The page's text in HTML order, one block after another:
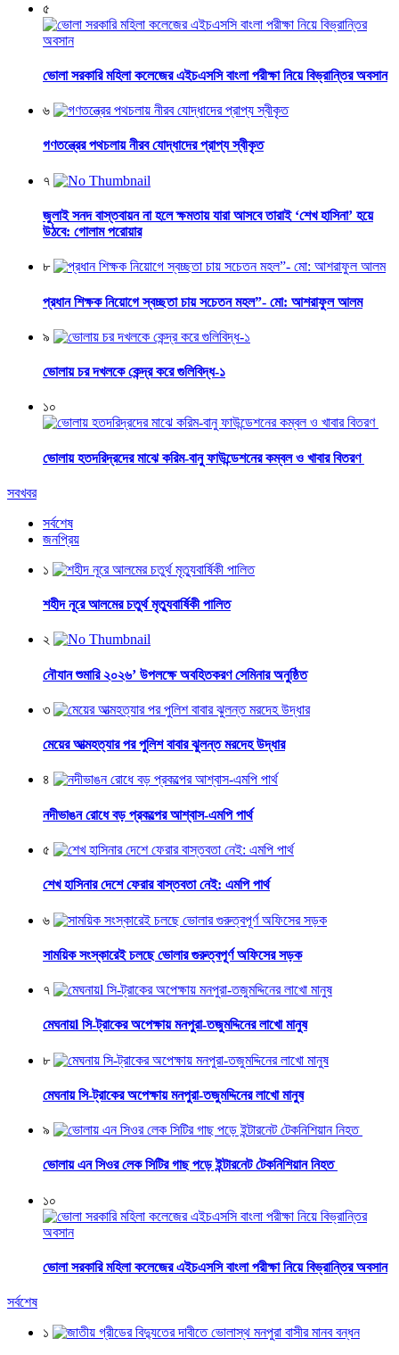
৫
ভোলা সরকারি মহিলা কলেজের এইচএসসি বাংলা পরীক্ষা নিয়ে বিভ্রান্তির অবসান
৬
গণতন্ত্রের পথচলায় নীরব যোদ্ধাদের প্রাপ্য স্বীকৃত
৭
জুলাই সনদ বাস্তবায়ন না হলে ক্ষমতায় যারা আসবে তারাই ‘শেখ হাসিনা’ হয়ে
উঠবে: গোলাম পরোয়ার
৮
প্রধান শিক্ষক নিয়োগে স্বচ্ছতা চায় সচেতন মহল”- মো: আশরাফুল আলম
৯
ভোলায় চর দখলকে কেন্দ্র করে গুলিবিদ্ধ-১
১০
ভোলায় হতদরিদ্রদের মাঝে করিম-বানু ফাউন্ডেশনের কম্বল ও খাবার বিতরণ
সবখবর
সর্বশেষ
জনপ্রিয়
১
শহীদ নূরে আলমের চতুর্থ মৃত্যুবার্ষিকী পালিত
২
নৌযান শুমারি ২০২৬’ উপলক্ষে অবহিতকরণ সেমিনার অনুষ্ঠিত
৩
মেয়ের আত্মহত্যার পর পুলিশ বাবার ঝুলন্ত মরদেহ উদ্ধার
৪
নদীভাঙন রোধে বড় প্রকল্পের আশ্বাস-এমপি পার্থ
৫
শেখ হাসিনার দেশে ফেরার বাস্তবতা নেই: এমপি পার্থ
৬
সাময়িক সংস্কারেই চলছে ভোলার গুরুত্বপূর্ণ অফিসের সড়ক
৭
মেঘনায়l সি-ট্রাকের অপেক্ষায় মনপুরা-তজুমদ্দিনের লাখো মানুষ
৮
মেঘনায় সি-ট্রাকের অপেক্ষায় মনপুরা-তজুমদ্দিনের লাখো মানুষ
৯
ভোলায় এন সিওর লেক সিটির গাছ পড়ে ইন্টারনেট টেকনিশিয়ান নিহত
১০
ভোলা সরকারি মহিলা কলেজের এইচএসসি বাংলা পরীক্ষা নিয়ে বিভ্রান্তির অবসান
সর্বশেষ
১